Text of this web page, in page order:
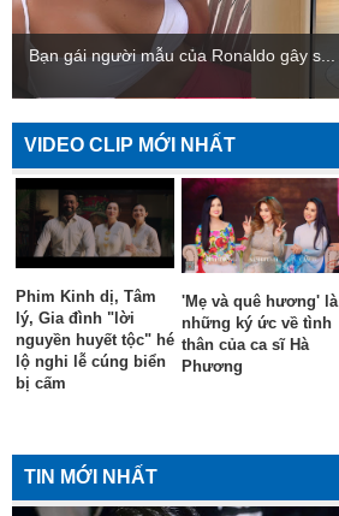
Bạn gái người mẫu của Ronaldo gây s...
VIDEO CLIP MỚI NHẤT
Phim Kinh dị, Tâm
lý, Gia đình "lời
nguyền huyết tộc" hé
lộ nghi lễ cúng biển
bị cấm
'Mẹ và quê hương' là
những ký ức về tình
thân của ca sĩ Hà
Phương
TIN MỚI NHẤT